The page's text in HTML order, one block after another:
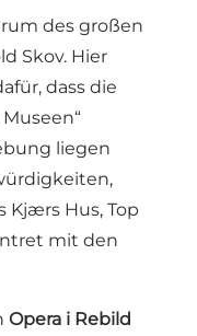
des großen
Skov. Hier
dass die
liegen
Kjærs Hus, Top
mit den
Opera i Rebild